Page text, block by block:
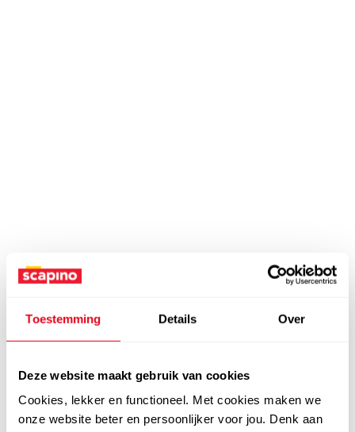
Toestemming Details Over
Deze website maakt gebruik van cookies
Cookies, lekker en functioneel. Met cookies maken we
onze website beter en persoonlijker voor jou. Denk aan